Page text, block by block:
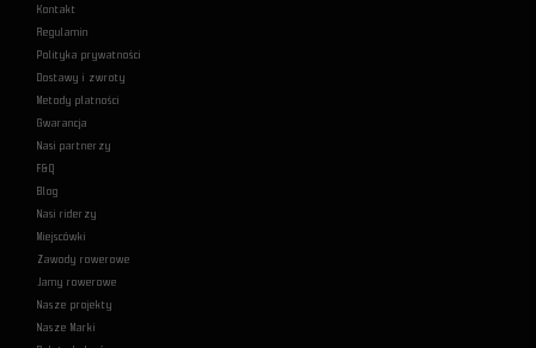
Kontakt
Regulamin
Polityka prywatności
Dostawy i zwroty
Metody płatności
Gwarancja
Nasi partnerzy
F&Q
Blog
Nasi riderzy
Miejscówki
Zawody rowerowe
Jamy rowerowe
Nasze projekty
Nasze Marki